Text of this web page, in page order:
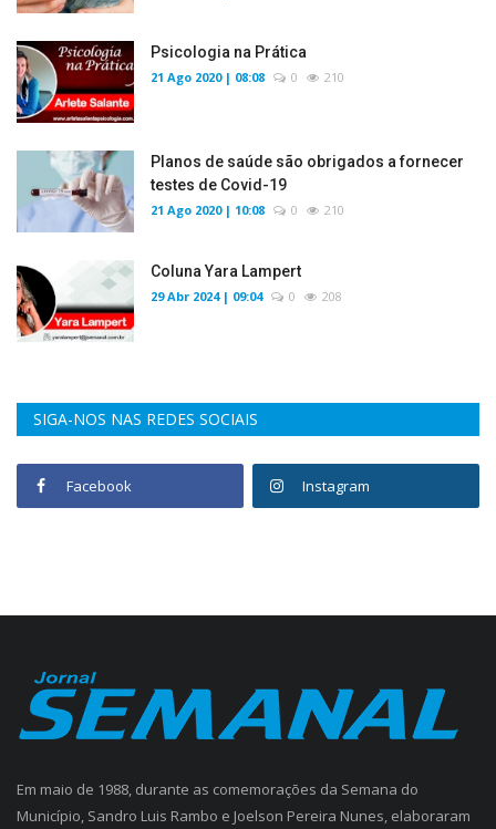
Psicologia na Prática
21 Ago 2020 | 08:08 0 210
Planos de saúde são obrigados a fornecer
testes de Covid-19
21 Ago 2020 | 10:08 0 210
Coluna Yara Lampert
29 Abr 2024 | 09:04 0 208
SIGA-NOS NAS REDES SOCIAIS
Facebook Instagram
Em maio de 1988, durante as comemorações da Semana do
Município, Sandro Luis Rambo e Joelson Pereira Nunes, elaboraram